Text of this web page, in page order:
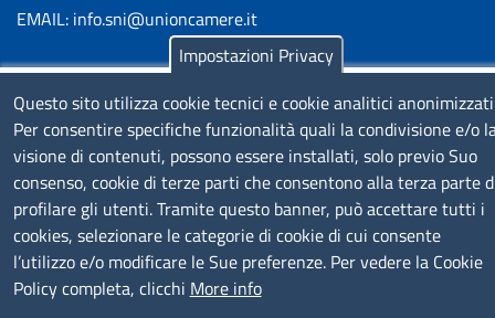
EMAIL: info.sni@unioncamere.it
C.F.: 01484460587
P.Iva: 01000211001
SERVIZIO REALIZZATO DA
Impostazioni Privacy
Questo sito utilizza cookie tecnici e cookie analitici
Per consentire specifiche funzionalità quali la condivisione e/o
visione di contenuti, possono essere installati, solo previo Suo
consenso, cookie di terze parti che consentono alla terza parte
profilare gli utenti. Tramite questo banner, può accettare tutti i
cookies, selezionare le categorie di cookie di cui consente
l’utilizzo e/o modificare le Sue preferenze. Per vedere la Cookie
Policy completa, clicchi More info